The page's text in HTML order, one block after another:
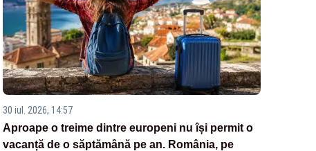
30 iul. 2026, 14:57
Aproape o treime dintre europeni nu își permit o
vacanță de o săptămână pe an. România, pe